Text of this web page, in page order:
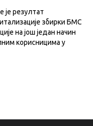
је резултат
збирки БМС
на још један начин
корисницима у